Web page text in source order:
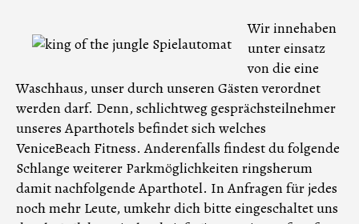
Wir innehaben
unter einsatz
von die eine
Waschhaus, unser durch unseren Gästen verordnet
werden darf. Denn, schlichtweg gesprächsteilnehmer
unseres Aparthotels befindet sich welches
VeniceBeach Fitness. Anderenfalls findest du folgende
Schlange weiterer Parkmöglichkeiten ringsherum
damit nachfolgende Aparthotel. In Anfragen für jedes
noch mehr Leute, umkehr dich bitte eingeschaltet uns